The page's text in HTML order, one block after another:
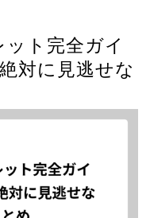
ト完全ガイ
対に見逃せな